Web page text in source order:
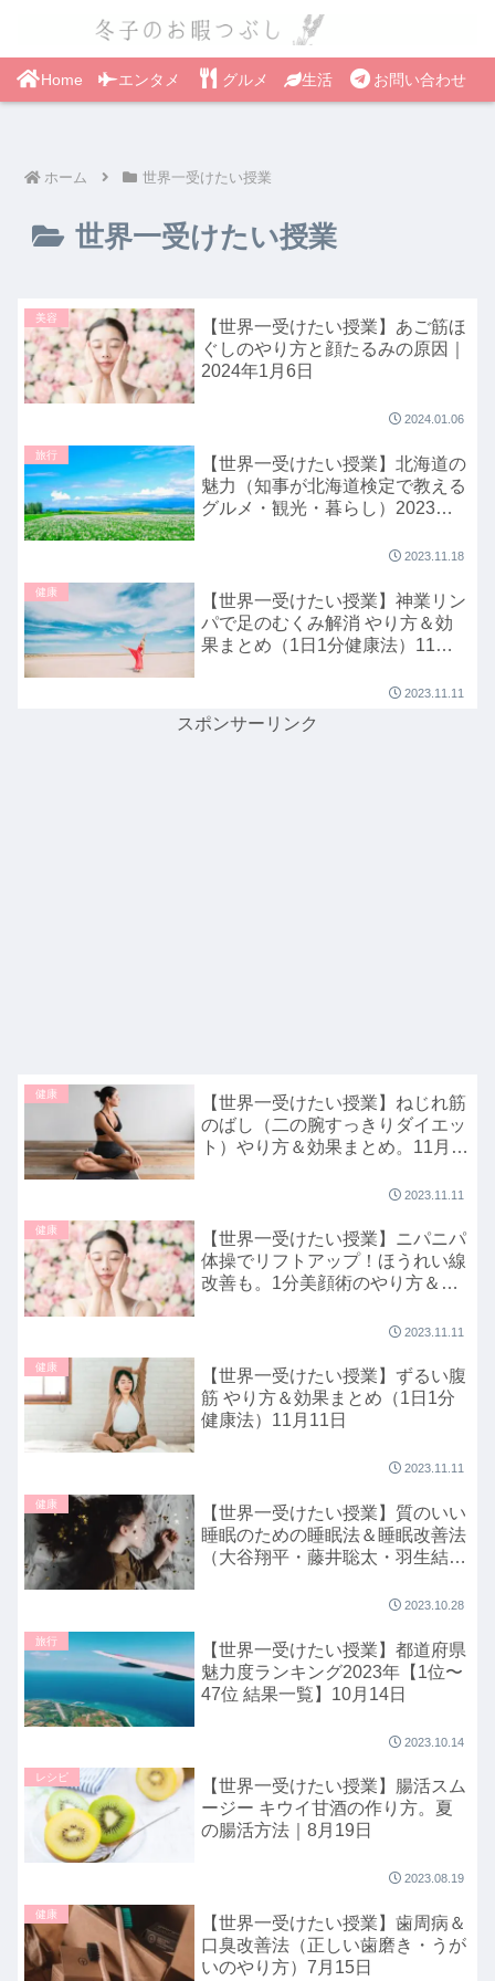
Home エンタメ グルメ 生活 お問い合わせ
ホーム 世界一受けたい授業
世界一受けたい授業
美容
【世界一受けたい授業】あご筋ほ
ぐしのやり方と顔たるみの原因｜
2024年1月6日
2024.01.06
旅行
【世界一受けたい授業】北海道の
魅力（知事が北海道検定で教える
グルメ・観光・暮らし）2023年
2023.11.18
健康
【世界一受けたい授業】神業リン
パで足のむくみ解消 やり方＆効
果まとめ（1日1分健康法）11月
2023.11.11
スポンサーリンク
健康
【世界一受けたい授業】ねじれ筋
のばし（二の腕すっきりダイエッ
ト）やり方＆効果まとめ。11月
2023.11.11
健康
【世界一受けたい授業】ニパニパ
体操でリフトアップ！ほうれい線
改善も。1分美顔術のやり方＆効
2023.11.11
健康
【世界一受けたい授業】ずるい腹
筋 やり方＆効果まとめ（1日1分
健康法）11月11日
2023.11.11
健康
【世界一受けたい授業】質のいい
睡眠のための睡眠法＆睡眠改善法
（大谷翔平・藤井聡太・羽生結
2023.10.28
旅行
【世界一受けたい授業】都道府県
魅力度ランキング2023年【1位〜
47位 結果一覧】10月14日
2023.10.14
レシピ
【世界一受けたい授業】腸活スム
ージー キウイ甘酒の作り方。夏
の腸活方法｜8月19日
2023.08.19
健康
【世界一受けたい授業】歯周病＆
口臭改善法（正しい歯磨き・うが
いのやり方）7月15日